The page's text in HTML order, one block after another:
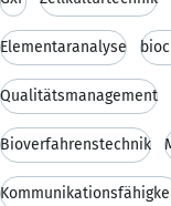
Elementaranalyse
Qualitätsmanagement
Bioverfahrenstechnik